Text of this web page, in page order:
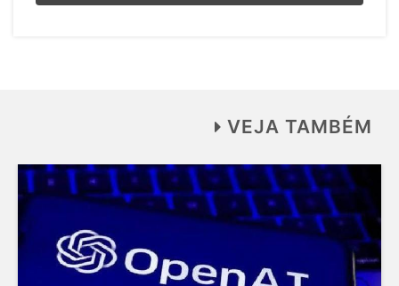
VEJA TAMBÉM